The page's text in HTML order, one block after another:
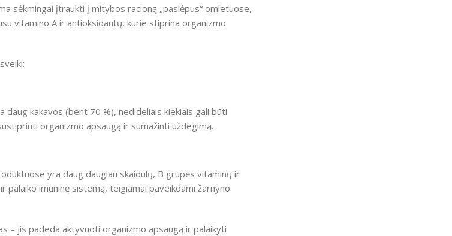
sėkmingai įtraukti į mitybos racioną „paslėpus“ omletuose,
vitamino A ir antioksidantų, kurie stiprina organizmo
daug kakavos (bent 70 %), nedideliais kiekiais gali būti
organizmo apsaugą ir sumažinti uždegimą.
yra daug daugiau skaidulų, B grupės vitaminų ir
palaiko imuninę sistemą, teigiamai paveikdami žarnyno
– jis padeda aktyvuoti organizmo apsaugą ir palaikyti